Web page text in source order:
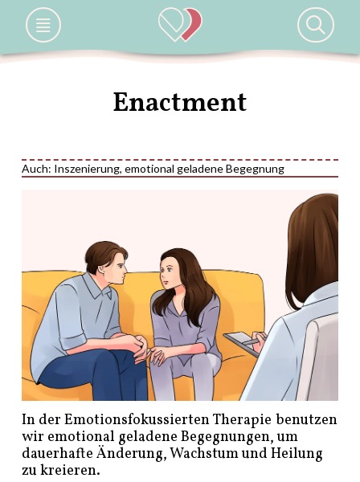
Enactment
Auch: Inszenierung, emotional geladene Begegnung
In der Emotionsfokussierten Therapie benutzen
wir emotional geladene Begegnungen, um
dauerhafte Änderung, Wachstum und Heilung
zu kreieren.